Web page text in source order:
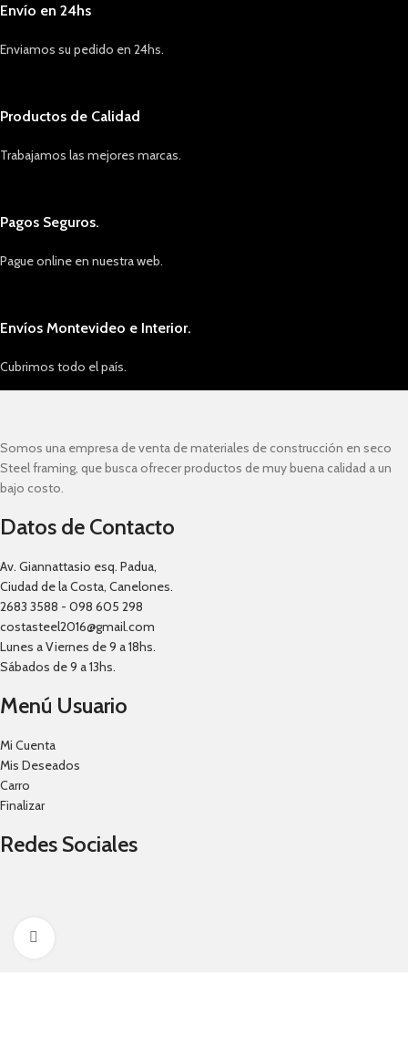
Envío en 24hs
Enviamos su pedido en 24hs.
Productos de Calidad
Trabajamos las mejores marcas.
Pagos Seguros.
Pague online en nuestra web.
Envíos Montevideo e Interior.
Cubrimos todo el país.
Somos una empresa de venta de materiales de construcción en seco
Steel framing, que busca ofrecer productos de muy buena calidad a un
bajo costo.
Datos de Contacto
Av. Giannattasio esq. Padua,
Ciudad de la Costa, Canelones.
2683 3588 - 098 605 298
costasteel2016@gmail.com
Lunes a Viernes de 9 a 18hs.
Sábados de 9 a 13hs.
Menú Usuario
Mi Cuenta
Mis Deseados
Carro
Finalizar
Redes Sociales